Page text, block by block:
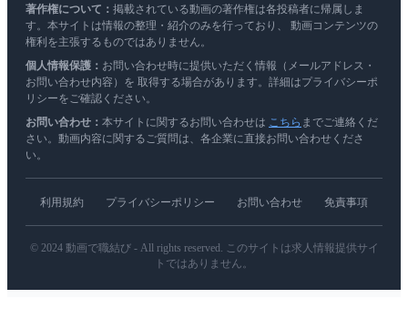
著作権について： 掲載されている動画の著作権は各投稿者に帰属しま
す。本サイトは情報の整理・紹介のみを行っており、 動画コンテンツの
権利を主張するものではありません。
個人情報保護： お問い合わせ時に提供いただく情報（メールアドレス・
お問い合わせ内容）を 取得する場合があります。詳細はプライバシーポ
リシーをご確認ください。
お問い合わせ： 本サイトに関するお問い合わせは こちら までご連絡くだ
さい。動画内容に関するご質問は、各企業に直接お問い合わせくださ
い。
利用規約 プライバシーポリシー お問い合わせ 免責事項
© 2024 動画で職結び - All rights reserved. このサイトは求人情報提供サイ
トではありません。